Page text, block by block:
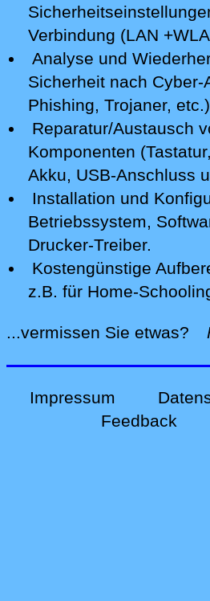
Verbindung (LAN
Analyse und
Sicherheit nach Cyber-
Phishing, Trojaner, etc.)
Reparatur/Austausch
Komponenten
Akku, USB-Anschluss
Installation und
Betriebssystem,
Drucker-Treiber.
Kostengünstige
z.B. für Home-
...vermissen Sie etwas?
Impressum
Feedback